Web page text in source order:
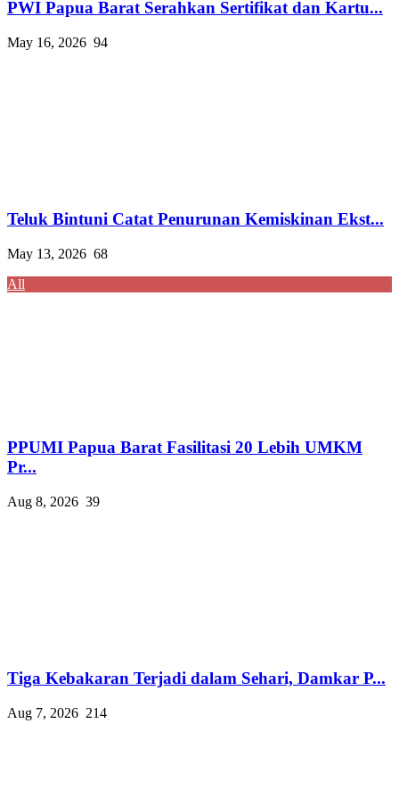
PWI Papua Barat Serahkan Sertifikat dan Kartu...
May 16, 2026 94
Teluk Bintuni Catat Penurunan Kemiskinan Ekst...
May 13, 2026 68
All
PPUMI Papua Barat Fasilitasi 20 Lebih UMKM
Pr...
Aug 8, 2026 39
Tiga Kebakaran Terjadi dalam Sehari, Damkar P...
Aug 7, 2026 214